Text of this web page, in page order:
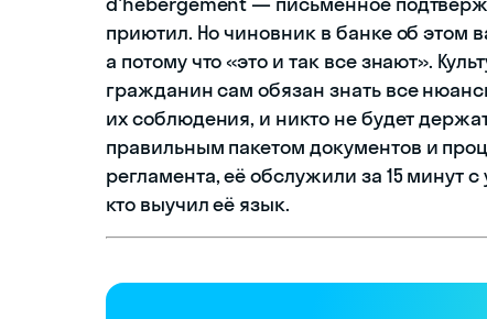
приютил. Но чиновник в банке об этом
а потому что «это и так все знают».
гражданин сам обязан знать все
их соблюдения, и никто не будет
правильным пакетом документов и
регламента, её обслужили за 15 минут
кто выучил её язык.